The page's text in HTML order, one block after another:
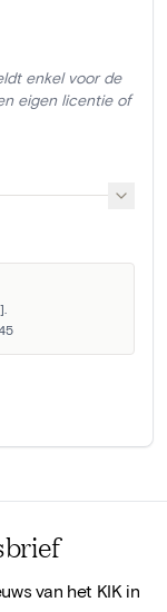
enkel voor de
eigen licentie of
van het KIK in